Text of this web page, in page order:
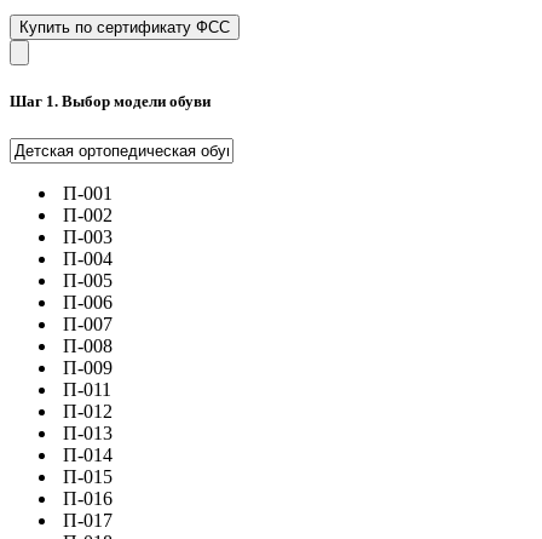
Купить по сертификату ФСС
Шаг 1. Выбор модели обуви
П-001
П-002
П-003
П-004
П-005
П-006
П-007
П-008
П-009
П-011
П-012
П-013
П-014
П-015
П-016
П-017